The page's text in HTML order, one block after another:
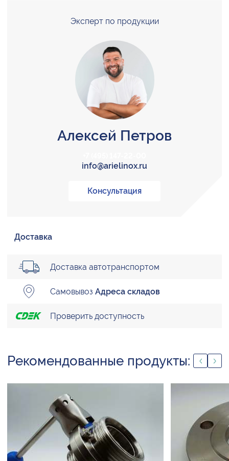
Эксперт по продукции
Алексей Петров
info@arielinox.ru
Консультация
Доставка
Доставка автотранспортом
Самовывоз Адреса складов
Проверить доступность
Рекомендованные продукты: